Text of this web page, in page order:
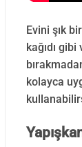
Evini şık
kağıdı
kolayca